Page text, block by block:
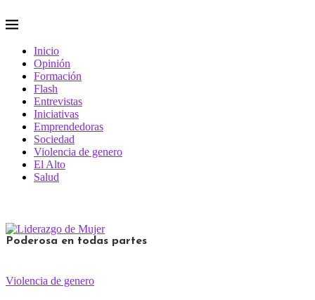
Inicio
Opinión
Formación
Flash
Entrevistas
Iniciativas
Emprendedoras
Sociedad
Violencia de genero
El Alto
Salud
Poderosa en todas partes
Violencia de genero